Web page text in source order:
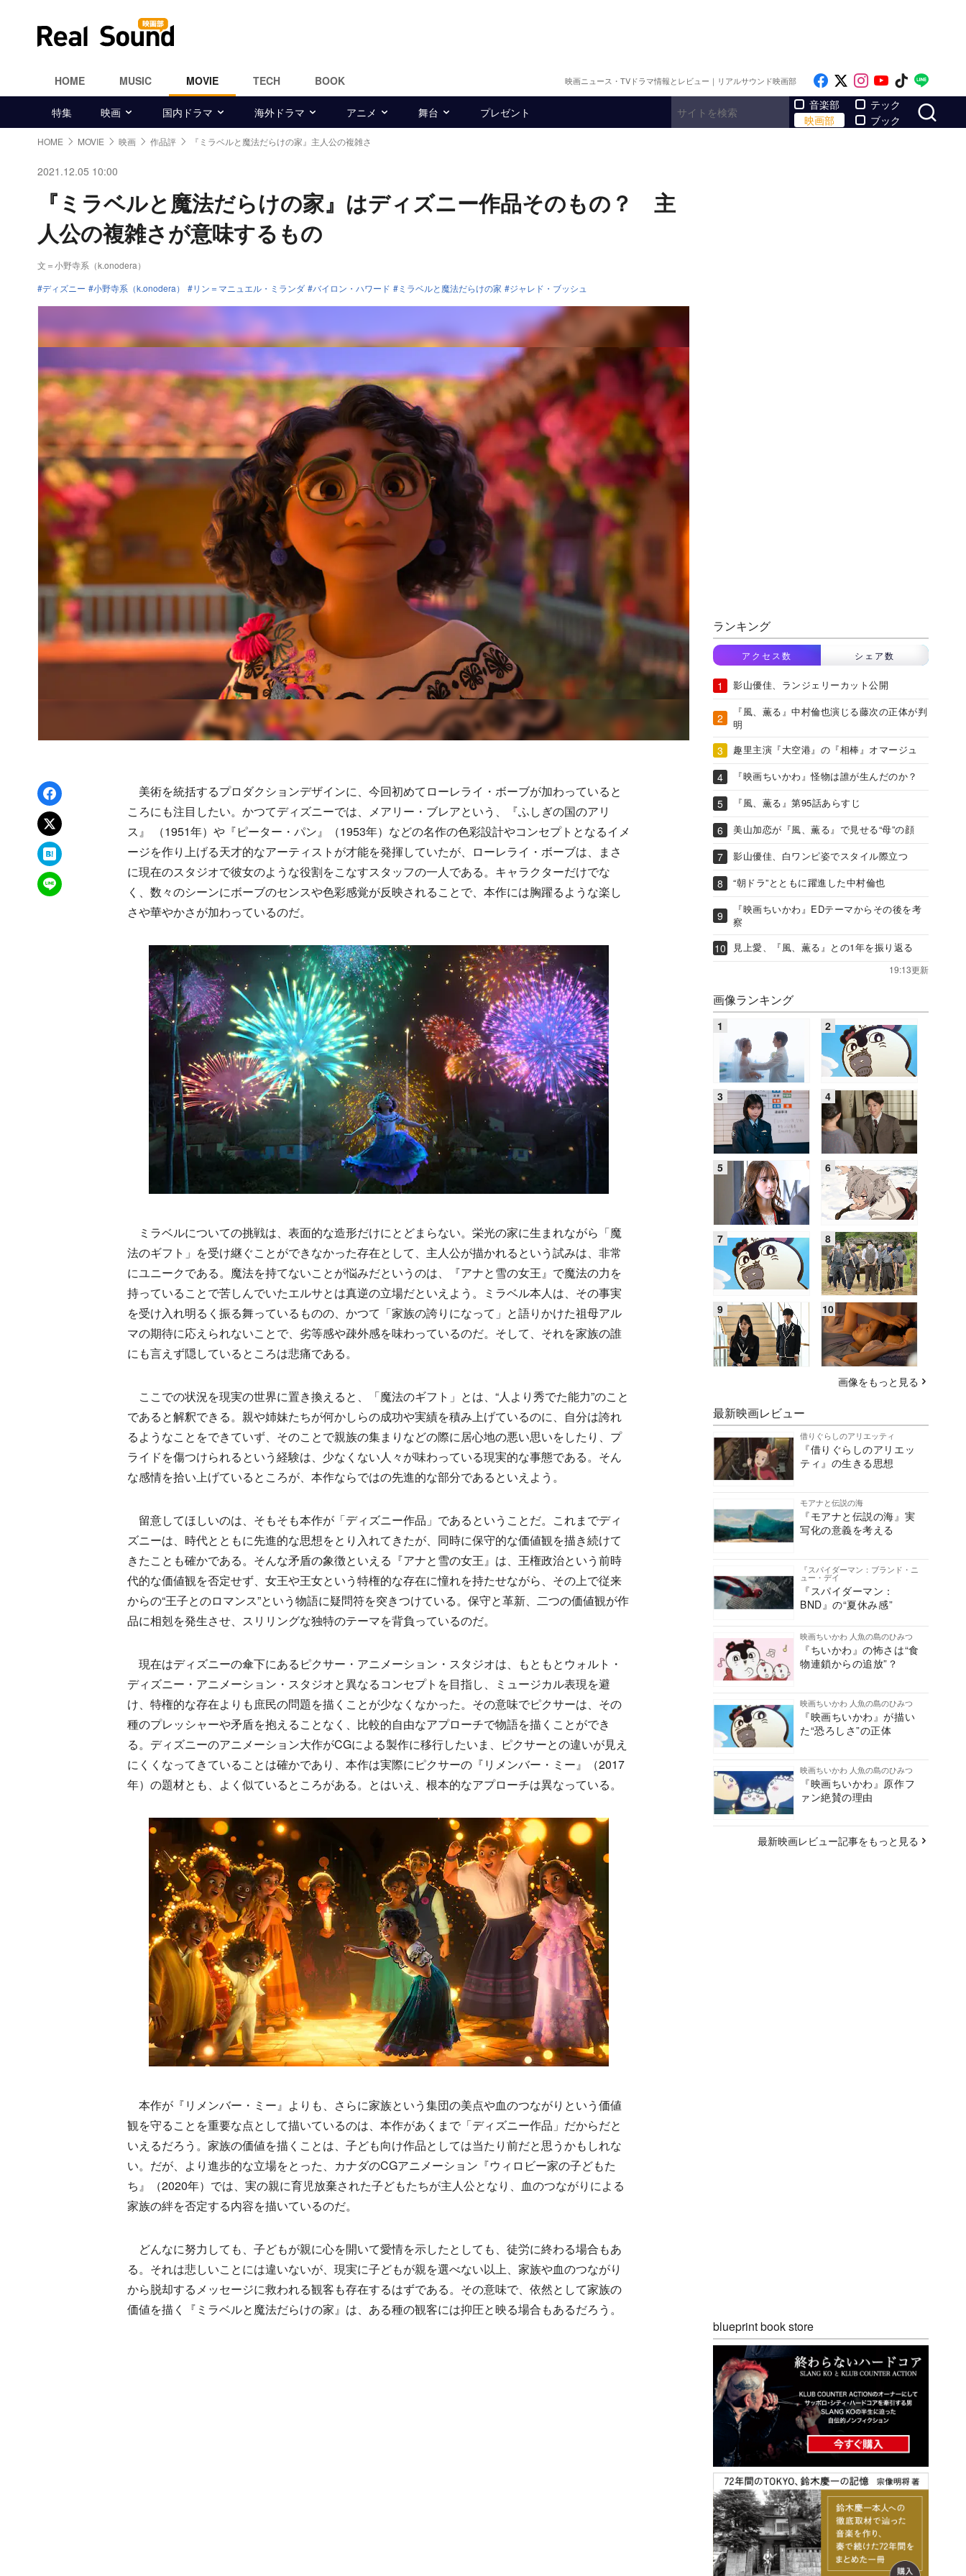
HOME MUSIC MOVIE TECH BOOK 映画ニュース・TVドラマ情報とレビュー｜リアルサウンド映画部 Like on Facebook
Follow on x
Follow on
Follow on
Follow
特集 映画 国内ドラマ 海外ドラマ アニメ 舞台 プレゼント
音楽部
映画部
テック
ブック
HOME MOVIE 映画 作品評 『ミラベルと魔法だらけの家』主人公の複雑さ
2021.12.05 10:00
『ミラベルと魔法だらけの家』はディズニー作品そのもの？ 主
人公の複雑さが意味するもの
文＝小野寺系（k.onodera）
ディズニー
小野寺系（k.onodera） リン＝マニュエル・ミランダ バイロン・ハワード ミラベルと魔法だらけの家 ジャレド・ブッシュ
Facebookでシェア
xでポスト
はてなブックマーク
LINEで送る
美術を統括するプロダクションデザインに、今回初めてローレライ・ボーブが加わっていると
ころにも注目したい。かつてディズニーでは、メアリー・ブレアという、『ふしぎの国のアリ
ス』 （1951年）や『ピーター・パン』（1953年）などの名作の色彩設計やコンセプトとなるイメ
ージを作り上げる天才的なアーティストが才能を発揮していたが、ローレライ・ボーブは、まさ
に現在のスタジオで彼女のような役割をこなすスタッフの一人である。キャラクターだけでな
く、数々のシーンにボーブのセンスや色彩感覚が反映されることで、本作には胸躍るような楽し
さや華やかさが加わっているのだ。
ミラベルについての挑戦は、表面的な造形だけにとどまらない。栄光の家に生まれながら「魔
法のギフト」を受け継ぐことができなかった存在として、主人公が描かれるという試みは、非常
にユニークである。魔法を持てないことが悩みだというのは、『アナと雪の女王』で魔法の力を
持っていることで苦しんでいたエルサとは真逆の立場だといえよう。ミラベル本人は、その事実
を受け入れ明るく振る舞っているものの、かつて「家族の誇りになって」と語りかけた祖母アル
マの期待に応えられないことで、劣等感や疎外感を味わっているのだ。そして、それを家族の誰
にも言えず隠しているところは悲痛である。
ここでの状況を現実の世界に置き換えると、「魔法のギフト」とは、“人より秀でた能力”のこと
であると解釈できる。親や姉妹たちが何かしらの成功や実績を積み上げているのに、自分は誇れ
るようなことをできていず、そのことで親族の集まりなどの際に居心地の悪い思いをしたり、プ
ライドを傷つけられるという経験は、少なくない人々が味わっている現実的な事態である。そん
な感情を拾い上げているところが、本作ならではの先進的な部分であるといえよう。
留意してほしいのは、そもそも本作が「ディズニー作品」であるということだ。これまでディ
ズニーは、時代とともに先進的な思想をとり入れてきたが、同時に保守的な価値観を描き続けて
きたことも確かである。そんな矛盾の象徴といえる『アナと雪の女王』は、王権政治という前時
代的な価値観を否定せず、女王や王女という特権的な存在に憧れを持たせながら、その上で従来
からの“王子とのロマンス”という物語に疑問符を突きつけている。保守と革新、二つの価値観が作
品に相剋を発生させ、スリリングな独特のテーマを背負っているのだ。
現在はディズニーの傘下にあるピクサー・アニメーション・スタジオは、もともとウォルト・
ディズニー・アニメーション・スタジオと異なるコンセプトを目指し、ミュージカル表現を避
け、特権的な存在よりも庶民の問題を描くことが少なくなかった。その意味でピクサーは、その
種のプレッシャーや矛盾を抱えることなく、比較的自由なアプローチで物語を描くことができ
る。ディズニーのアニメーション大作がCGによる製作に移行したいま、ピクサーとの違いが見え
にくくなってきていることは確かであり、本作は実際にピクサーの『リメンバー・ミー』（2017
年）の題材とも、よく似ているところがある。とはいえ、根本的なアプローチは異なっている。
本作が『リメンバー・ミー』よりも、さらに家族という集団の美点や血のつながりという価値
観を守ることを重要な点として描いているのは、本作があくまで「ディズニー作品」だからだと
いえるだろう。家族の価値を描くことは、子ども向け作品としては当たり前だと思うかもしれな
い。だが、より進歩的な立場をとった、カナダのCGアニメーション『ウィロビー家の子どもた
ち』（2020年）では、実の親に育児放棄された子どもたちが主人公となり、血のつながりによる
家族の絆を否定する内容を描いているのだ。
どんなに努力しても、子どもが親に心を開いて愛情を示したとしても、徒労に終わる場合もあ
る。それは悲しいことには違いないが、現実に子どもが親を選べない以上、家族や血のつながり
から脱却するメッセージに救われる観客も存在するはずである。その意味で、依然として家族の
価値を描く『ミラベルと魔法だらけの家』は、ある種の観客には抑圧と映る場合もあるだろう。
ランキング
アクセス数 シェア数
影山優佳、ランジェリーカット公開
『風、薫る』中村倫也演じる藤次の正体が判
明
趣里主演『大空港』の『相棒』オマージュ
『映画ちいかわ』怪物は誰が生んだのか？
『風、薫る』第95話あらすじ
美山加恋が『風、薫る』で見せる“母”の顔
影山優佳、白ワンピ姿でスタイル際立つ
“朝ドラ”とともに躍進した中村倫也
『映画ちいかわ』EDテーマからその後を考
察
見上愛、『風、薫る』との1年を振り返る
19:13更新
画像ランキング
画像をもっと見る
最新映画レビュー
借りぐらしのアリエッティ
『借りぐらしのアリエッ
ティ』の生きる思想
モアナと伝説の海
『モアナと伝説の海』実
写化の意義を考える
『スパイダーマン：ブランド・ニ
ュー・デイ
『スパイダーマン：
BND』の“夏休み感”
映画ちいかわ 人魚の島のひみつ
『ちいかわ』の怖さは“食
物連鎖からの追放”？
映画ちいかわ 人魚の島のひみつ
『映画ちいかわ』が描い
た“恐ろしさ”の正体
映画ちいかわ 人魚の島のひみつ
『映画ちいかわ』原作フ
ァン絶賛の理由
最新映画レビュー記事をもっと見る
blueprint book store